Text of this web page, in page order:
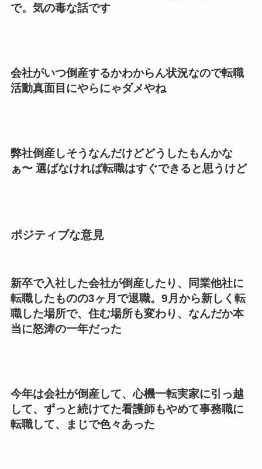
で。気の毒な話です
会社がいつ倒産するかわからん状況なので転職
活動真面目にやらにゃダメやね
弊社倒産しそうなんだけどどうしたもんかな
ぁ〜 選ばなければ転職はすぐできると思うけど
ポジティブな意見
新卒で入社した会社が倒産したり、同業他社に
転職したものの3ヶ月で退職。9月から新しく転
職した場所で、住む場所も変わり、なんだか本
当に怒涛の一年だった
今年は会社が倒産して、心機一転実家に引っ越
して、ずっと続けてた看護師もやめて事務職に
転職して、まじで色々あった